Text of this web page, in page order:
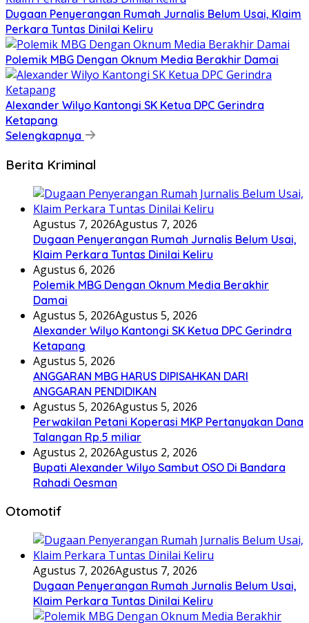
Dugaan Penyerangan Rumah Jurnalis Belum Usai, Klaim
Perkara Tuntas Dinilai Keliru
Polemik MBG Dengan Oknum Media Berakhir Damai
Alexander Wilyo Kantongi SK Ketua DPC Gerindra
Ketapang
Selengkapnya
Berita Kriminal
Agustus 7, 2026Agustus 7, 2026
Dugaan Penyerangan Rumah Jurnalis Belum Usai,
Klaim Perkara Tuntas Dinilai Keliru
Agustus 6, 2026
Polemik MBG Dengan Oknum Media Berakhir
Damai
Agustus 5, 2026Agustus 5, 2026
Alexander Wilyo Kantongi SK Ketua DPC Gerindra
Ketapang
Agustus 5, 2026
ANGGARAN MBG HARUS DIPISAHKAN DARI
ANGGARAN PENDIDIKAN
Agustus 5, 2026Agustus 5, 2026
Perwakilan Petani Koperasi MKP Pertanyakan Dana
Talangan Rp.5 miliar
Agustus 2, 2026Agustus 2, 2026
Bupati Alexander Wilyo Sambut OSO Di Bandara
Rahadi Oesman
Otomotif
Agustus 7, 2026Agustus 7, 2026
Dugaan Penyerangan Rumah Jurnalis Belum Usai,
Klaim Perkara Tuntas Dinilai Keliru